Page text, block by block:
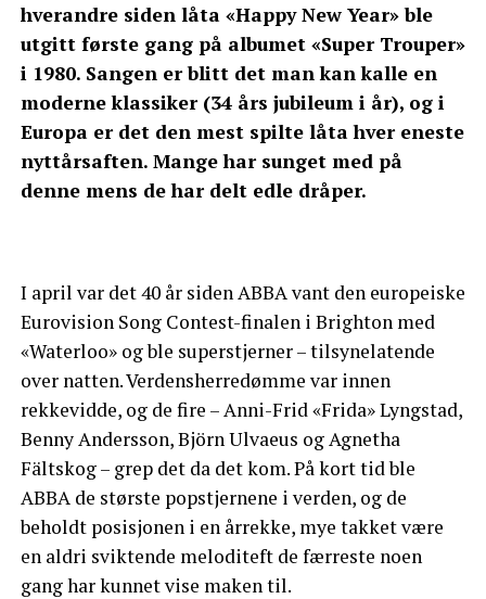
hverandre siden låta «Happy New Year» ble
utgitt første gang på albumet «Super Trouper»
i 1980. Sangen er blitt det man kan kalle en
moderne klassiker (34 års jubileum i år), og i
Europa er det den mest spilte låta hver eneste
nyttårsaften. Mange har sunget med på
denne mens de har delt edle dråper.
I april var det 40 år siden ABBA vant den europeiske
Eurovision Song Contest-finalen i Brighton med
«Waterloo» og ble superstjerner – tilsynelatende
over natten. Verdensherredømme var innen
rekkevidde, og de fire – Anni-Frid «Frida» Lyngstad,
Benny Andersson, Björn Ulvaeus og Agnetha
Fältskog – grep det da det kom. På kort tid ble
ABBA de største popstjernene i verden, og de
beholdt posisjonen i en årrekke, mye takket være
en aldri sviktende meloditeft de færreste noen
gang har kunnet vise maken til.